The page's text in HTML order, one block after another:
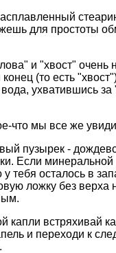
для простоты
и "хвост" очень
(то есть
ухватившись
что мы все же
пузырек -
Если
тебя осталось в
ложку без верха
встряхивай
и переходи к